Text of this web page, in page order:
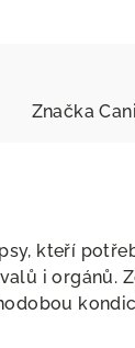
Značka
kteří
i orgánů.